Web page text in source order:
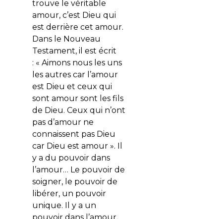
trouve le véritable
amour, c’est Dieu qui
est derrière cet amour.
Dans le Nouveau
Testament, il est écrit
: « Aimons nous les uns
les autres car l’amour
est Dieu et ceux qui
sont amour sont les fils
de Dieu. Ceux qui n’ont
pas d’amour ne
connaissent pas Dieu
car Dieu est amour ». Il
y a du pouvoir dans
l’amour… Le pouvoir de
soigner, le pouvoir de
libérer, un pouvoir
unique. Il y a un